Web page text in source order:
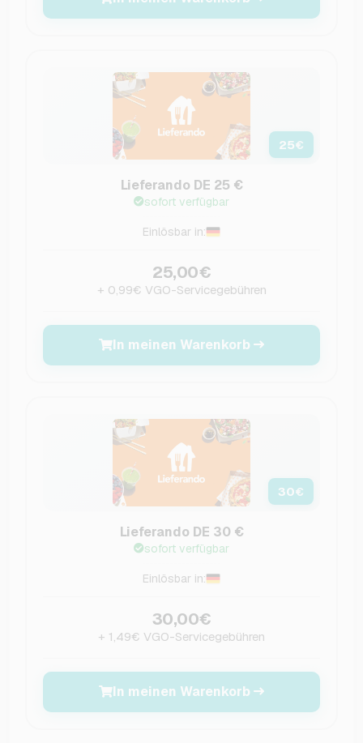
25€
Lieferando DE 25 €
sofort verfügbar
Einlösbar in:
25,00€
+ 0,99€ VGO-Servicegebühren
In meinen Warenkorb
30€
Lieferando DE 30 €
sofort verfügbar
Einlösbar in:
30,00€
+ 1,49€ VGO-Servicegebühren
In meinen Warenkorb